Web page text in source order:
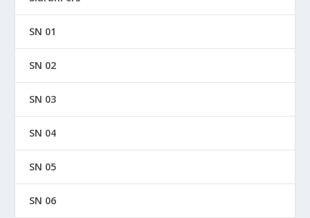
SN 01
SN 02
SN 03
SN 04
SN 05
SN 06